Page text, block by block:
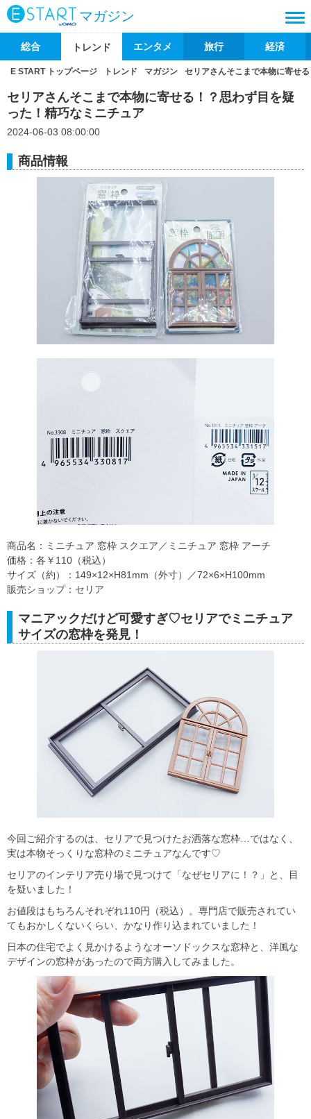
マガジン
総合 トレンド エンタメ 旅行 経済
E START トップページ トレンド マガジン セリアさんそこまで本物に寄せ
セリアさんそこまで本物に寄せる！？思わず目を疑
った！精巧なミニチュア
2024-06-03 08:00:00
商品情報
商品名：ミニチュア 窓枠 スクエア／ミニチュア 窓枠 アーチ
価格：各￥110（税込）
サイズ（約）：149×12×H81mm（外寸）／72×6×H100mm
販売ショップ：セリア
マニアックだけど可愛すぎ♡セリアでミニチュア
サイズの窓枠を発見！
今回ご紹介するのは、セリアで見つけたお洒落な窓枠…ではなく、
実は本物そっくりな窓枠のミニチュアなんです♡
セリアのインテリア売り場で見つけて「なぜセリアに！？」と、目
を疑いました！
お値段はもちろんそれぞれ110円（税込）。専門店で販売されてい
てもおかしくないくらい、かなり作り込まれていました！
日本の住宅でよく見かけるようなオーソドックスな窓枠と、洋風な
デザインの窓枠があったので両方購入してみました。